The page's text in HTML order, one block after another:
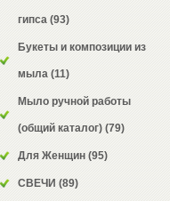
гипса (93)
Букеты и композиции из
мыла (11)
Мыло ручной работы
(общий каталог) (79)
Для Женщин (95)
СВЕЧИ (89)